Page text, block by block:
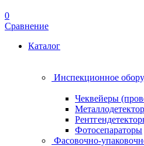
0
Сравнение
Каталог
Инспекционное
Чеквейеры
Фотосепараторы
Фасовочно-